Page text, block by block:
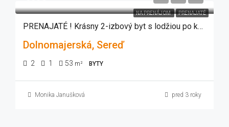
NA PRENÁJOM PRENAJATÉ
PRENAJATÉ ! Krásny 2-izbový byt s lodžiou po kompletnej rekonštrukcii
Dolnomajerská, Sereď
2 1 53 m² BYTY
Monika Janušková pred 3 roky